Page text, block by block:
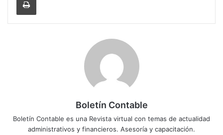
Boletín Contable
Boletín Contable es una Revista virtual con temas de actualidad
administrativos y financieros. Asesoría y capacitación.